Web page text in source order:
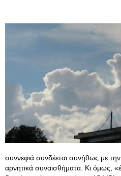
συννεφιά συνδέεται συνήθως με
αρνητικά συναισθήματα. Κι όμως,